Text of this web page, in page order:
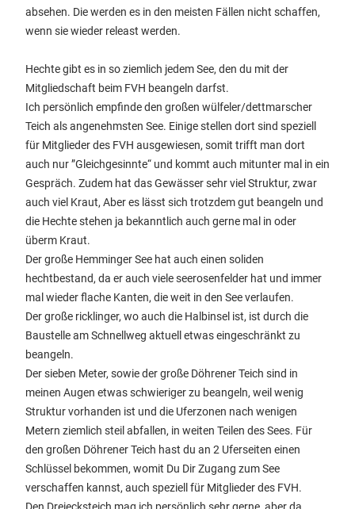
absehen. Die werden es in den meisten Fällen nicht schaffen,
wenn sie wieder releast werden.
Hechte gibt es in so ziemlich jedem See, den du mit der
Mitgliedschaft beim FVH beangeln darfst.
Ich persönlich empfinde den großen wülfeler/dettmarscher
Teich als angenehmsten See. Einige stellen dort sind speziell
für Mitglieder des FVH ausgewiesen, somit trifft man dort
auch nur ”Gleichgesinnte“ und kommt auch mitunter mal in ein
Gespräch. Zudem hat das Gewässer sehr viel Struktur, zwar
auch viel Kraut, Aber es lässt sich trotzdem gut beangeln und
die Hechte stehen ja bekanntlich auch gerne mal in oder
überm Kraut.
Der große Hemminger See hat auch einen soliden
hechtbestand, da er auch viele seerosenfelder hat und immer
mal wieder flache Kanten, die weit in den See verlaufen.
Der große ricklinger, wo auch die Halbinsel ist, ist durch die
Baustelle am Schnellweg aktuell etwas eingeschränkt zu
beangeln.
Der sieben Meter, sowie der große Döhrener Teich sind in
meinen Augen etwas schwieriger zu beangeln, weil wenig
Struktur vorhanden ist und die Uferzonen nach wenigen
Metern ziemlich steil abfallen, in weiten Teilen des Sees. Für
den großen Döhrener Teich hast du an 2 Uferseiten einen
Schlüssel bekommen, womit Du Dir Zugang zum See
verschaffen kannst, auch speziell für Mitglieder des FVH.